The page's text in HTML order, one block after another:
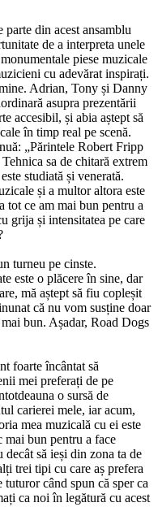
din acest ansamblu
de a interpreta unele
piese muzicale
cu adevărat inspirați.
Adrian, Tony și Danny
asupra prezentării
accesibil, și abia aștept să
în timp real pe scenă.
„Părintele Robert Fripp
sa de chitară extrem
studiată și venerată.
și a multor altora este
tot ce am mai bun pentru a
grija și intensitatea pe care
turneu pe cinste.
este o plăcere în sine, dar
mă aștept să fiu copleșit
că nu vom susține doar
bun. Așadar, Road Dogs
foarte încântat să
mei preferați de pe
o sursă de
carierei mele, iar acum,
mea muzicală cu ei este
bun pentru a face
să ieși din zona ta de
trei tipi cu care aș prefera
când spun că sper ca
ca noi în legătură cu acest